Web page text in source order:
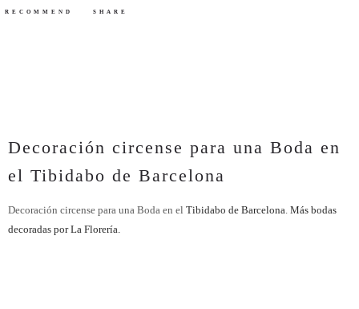
RECOMMEND SHARE
Decoración circense para una Boda en
el Tibidabo de Barcelona
Decoración circense para una Boda en el Tibidabo de Barcelona. Más bodas
decoradas por La Florería.